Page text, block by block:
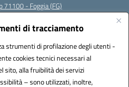
di tracciamento
strumenti di profilazione degli utenti -
cookies tecnici necessari al
sito, alla fruibilità dei servizi
– sono utilizzati, inoltre,
71100 - Foggia (FG)
fgis00800v@pec.istruzione.it
(IPA): istsc_fgis00800v
SOLVP8